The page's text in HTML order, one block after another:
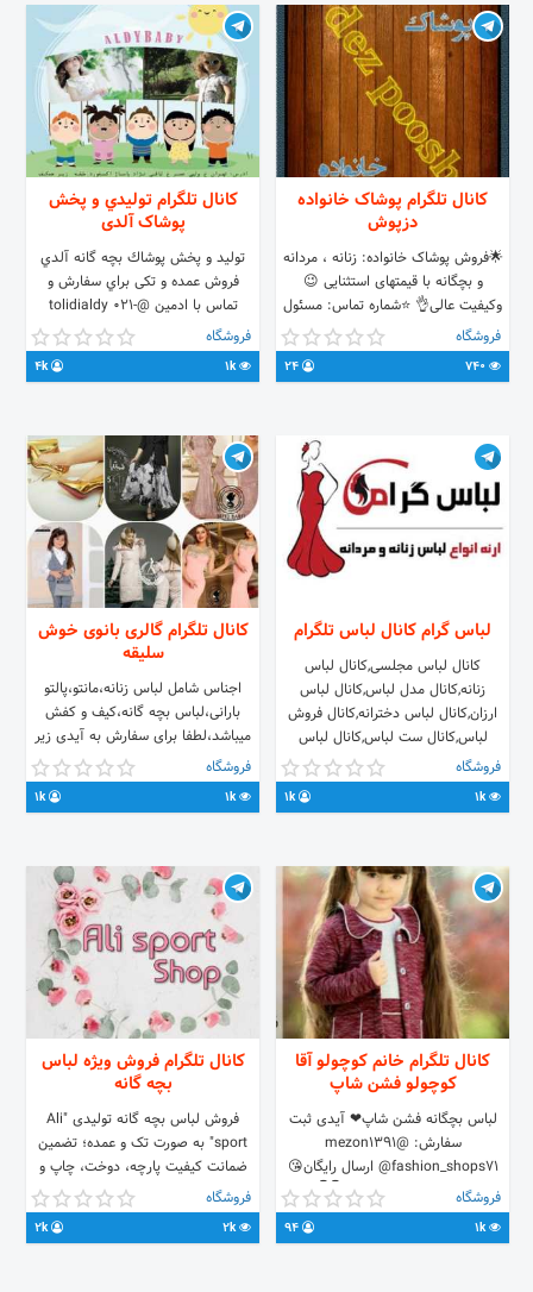
کانال تلگرام پوشاک خانواده
دزپوش
🌟فروش پوشاک خانواده: زنانه ، مردانه
و بچگانه با قیمتهای استثنایی 😉
وکیفیت عالی👌 ⭐شماره تماس: مسئول
فروش: ☎09392325213 ⭐ثبت
سفارش: 🔹@ poosh1397🔹
فروشگاه
کانال تلگرام توليدي و پخش
پوشاک آلدی
توليد و پخش پوشاك بچه گانه آلدي
فروش عمده و تکی براي سفارش و
تماس با ادمين @tolidialdy 021-
66961659 - 09214479456
www.aldybaby.com ربات پیام رسان
@aldybabybot
فروشگاه
1k
4k
لباس گرام کانال لباس تلگرام
کانال لباس مجلسی,کانال لباس
زنانه,کانال مدل لباس,کانال لباس
ارزان,کانال لباس دخترانه,کانال فروش
لباس,کانال ست لباس,کانال لباس
مردانه,کانال لباس عروس,کانال لباس
بچه گانه برای سفارش به آیدی زیر پیام
بدین @dressgeam1
فروشگاه
1k
1k
کانال تلگرام گالری بانوی خوش
سلیقه
اجناس شامل لباس زنانه،مانتو،پالتو
بارانی،لباس بچه گانه،کیف و کفش
میباشد،لطفا برای سفارش به آیدی زیر
پیام بدید. @Barana941219 ارسال
اجناس به تمامی نقاط ایران
فروشگاه
1k
1k
کانال تلگرام خانم کوچولو آقا
کوچولو فشن شاپ
لباس بچگانه فشن شاپ❤ آیدی ثبت
سفارش: @mezon1391
@fashion_shops71 ارسال رایگان😘
کانال اصلی لباس زنانه👇👇
@fashion_shops کانال ارسالی ها و
واریزی ها👇👇 @code_fashion
فروشگاه
1k
کانال تلگرام فروش ویژه لباس
بچه گانه
فروش لباس بچه گانه تولیدی "Ali
sport" به صورت تک و عمده؛ تضمین
ضمانت کیفیت پارچه، دوخت، چاپ و
گلدوزی؛ در صورت آبرفتگی و یا تغییر
رنگ تا هفت روز مرجوع پذیرفته میشود؛
ارسال به سراسر ایران(هزینه پست جدا
فروشگاه
2k
2k